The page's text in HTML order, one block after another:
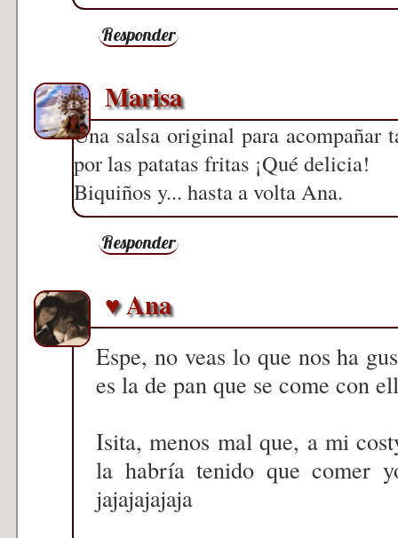
Responder
Marisa
Una salsa original para acompañar
por las patatas fritas ¡Qué delicia!
Biquiños y... hasta a volta Ana.
Responder
♥ Ana
Espe, no veas lo que nos ha
es la de pan que se come con
Isita, menos mal que, a mi
la habría tenido que comer
jajajajajaja